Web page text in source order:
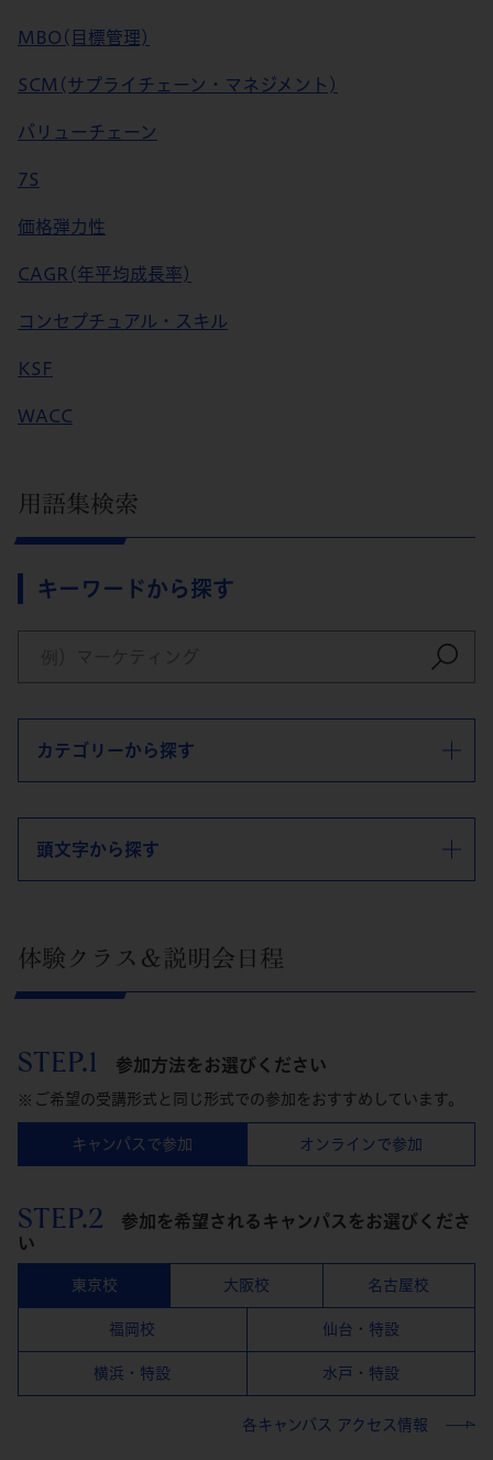
用語集検索
キーワードから探す
カテゴリーから探す
頭文字から探す
MBO(目標管理)
SCM(サプライチェーン・マネジメント)
バリューチェーン
7S
価格弾力性
CAGR(年平均成長率)
コンセプチュアル・スキル
KSF
WACC
体験クラス＆説明会日程
STEP.1 参加方法をお選びください
ご希望の受講形式と同じ形式での参加をおすすめしています。
キャンパスで参加 オンラインで参加
STEP.2
参加を希望されるキャンパスをお選びくださ
い
各キャンパス アクセス情報
東京校 大阪校 名古屋校
福岡校 仙台・特設
横浜・特設 水戸・特設